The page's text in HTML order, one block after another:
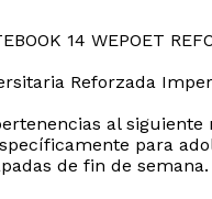
14 WEPOET
Reforzada
al
para
de fin de